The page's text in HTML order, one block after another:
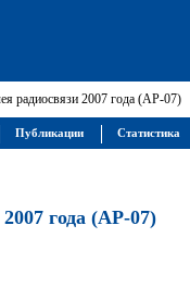
радиосвязи 2007 года (АР-07)
года (АР-07)
Публикации Статистика